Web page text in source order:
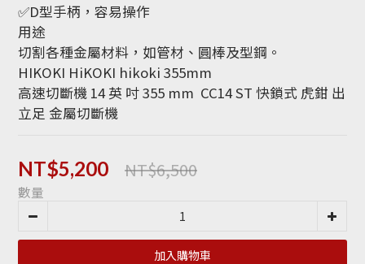
✅D型手柄，容易操作
用途
切割各種金屬材料，如管材、圓棒及型鋼。
HIKOKI HiKOKI hikoki 355mm
高速切斷機 14 英 吋 355 mm  CC14 ST 快鎖式 虎鉗 出
立足 金屬切斷機
NT$5,200 NT$6,500
數量
加入購物車